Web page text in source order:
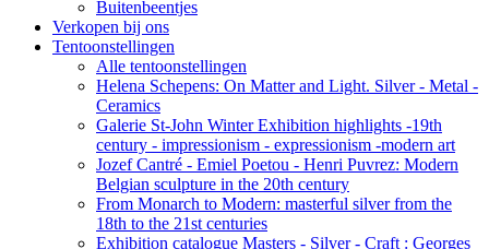
Buitenbeentjes
Verkopen bij ons
Tentoonstellingen
Alle tentoonstellingen
Helena Schepens: On Matter and Light. Silver - Metal -
Ceramics
Galerie St-John Winter Exhibition highlights -19th
century - impressionism - expressionism -modern art
Jozef Cantré - Emiel Poetou - Henri Puvrez: Modern
Belgian sculpture in the 20th century
From Monarch to Modern: masterful silver from the
18th to the 21st centuries
Exhibition catalogue Masters - Silver - Craft : Georges